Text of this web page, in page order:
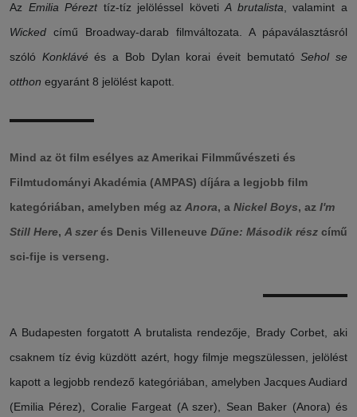
Az Emilia Pérezttíz-tíz jelöléssel követiA brutalista, valamint a
Wicked című Broadway-darab filmváltozata. A pápaválasztásról
szóló Konklávéés a Bob Dylan korai éveit bemutatóSehol se
otthon egyaránt 8 jelölést kapott.
Mind az öt film esélyes az Amerikai Filmművészeti és
Filmtudományi Akadémia (AMPAS) díjára a legjobb film
kategóriában, amelyben még az Anora, a Nickel Boys, az I'm
Still Here, A szerés Denis Villeneuve Dűne: Második rész című
sci-fije is verseng.
A Budapesten forgatott A brutalista rendezője, Brady Corbet, aki
csaknem tíz évig küzdött azért, hogy filmje megszülessen, jelölést
kapott a legjobb rendező kategóriában, amelyben Jacques Audiard
(Emilia Pérez), Coralie Fargeat (A szer), Sean Baker (Anora) és